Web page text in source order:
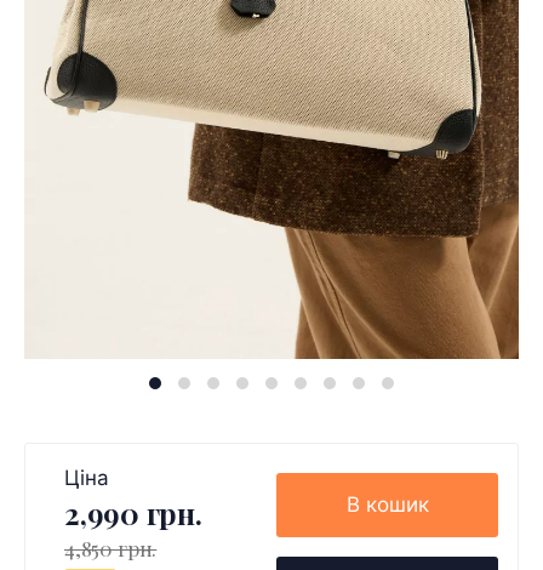
Ціна
2,990 грн.
4,850 грн.
В кошик